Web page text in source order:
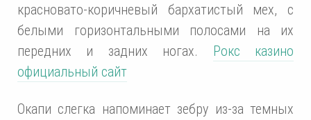
красновато-коричневый бархатистый мех, с
белыми горизонтальными полосами на их
передних и задних ногах. Рокс казино
официальный сайт
Окапи слегка напоминает зебру из-за темных